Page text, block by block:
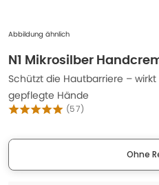
Abbildung ähnlich
N1 Mikrosilber
Schützt die Hautbarriere –
gepflegte Hände
(57)
Ohne